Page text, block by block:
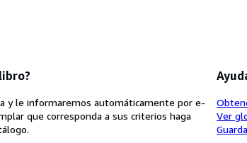
y le informaremos automáticamente por e-
que corresponda a sus criterios haga
Ver